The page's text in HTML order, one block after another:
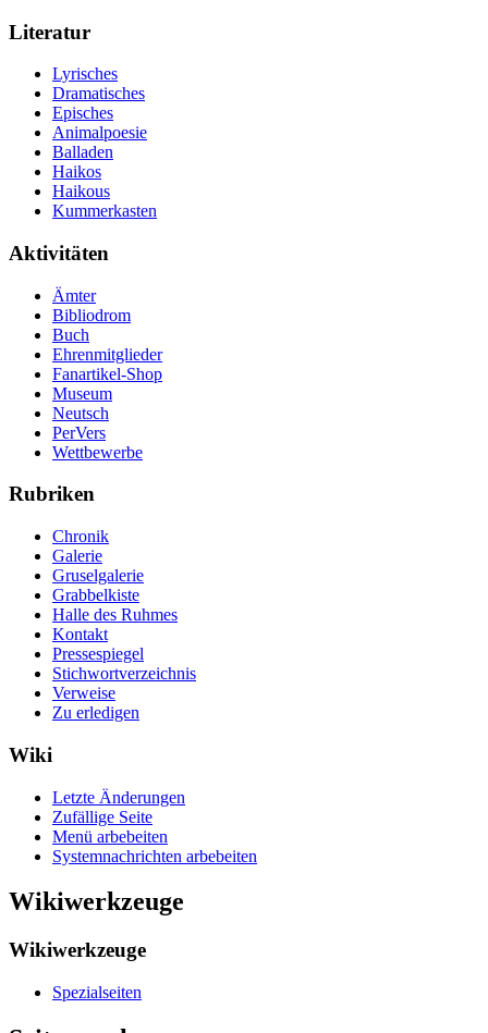
Literatur
Lyrisches
Dramatisches
Episches
Animalpoesie
Balladen
Haikos
Haikous
Kummerkasten
Aktivitäten
Ämter
Bibliodrom
Buch
Ehrenmitglieder
Fanartikel-Shop
Museum
Neutsch
PerVers
Wettbewerbe
Rubriken
Chronik
Galerie
Gruselgalerie
Grabbelkiste
Halle des Ruhmes
Kontakt
Pressespiegel
Stichwortverzeichnis
Verweise
Zu erledigen
Wiki
Letzte Änderungen
Zufällige Seite
Menü arbebeiten
Systemnachrichten arbebeiten
Wikiwerkzeuge
Wikiwerkzeuge
Spezialseiten